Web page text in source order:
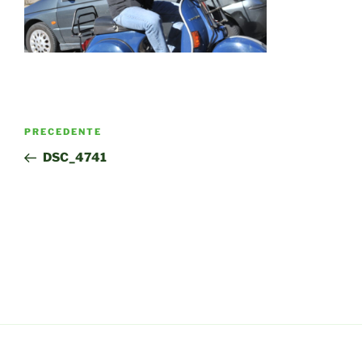
Navigazione
Articolo
precedente:
PRECEDENTE
DSC_4741